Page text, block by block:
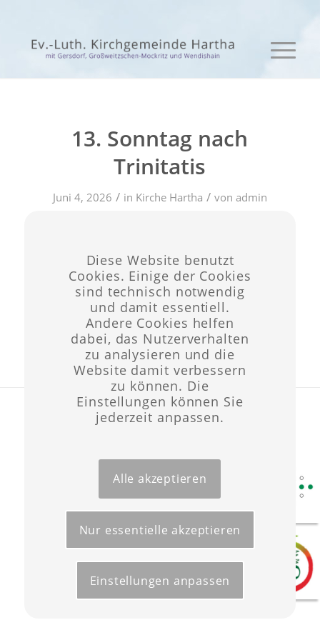
13. Sonntag nach
Trinitatis
Juni 4, 2026 / in Kirche Hartha / von admin
Layout & Website-Erstellung ©opyright 2021 -Werbeagentur Wüst
Förderungen Kontakt Impressum Datenschutz
Diese Website benutzt
Cookies. Einige der Cookies
sind technisch notwendig
und damit essentiell.
Andere Cookies helfen
dabei, das Nutzerverhalten
zu analysieren und die
Website damit verbessern
zu können. Die
Einstellungen können Sie
jederzeit anpassen.
Alle akzeptieren
Nur essentielle akzeptieren
Einstellungen anpassen